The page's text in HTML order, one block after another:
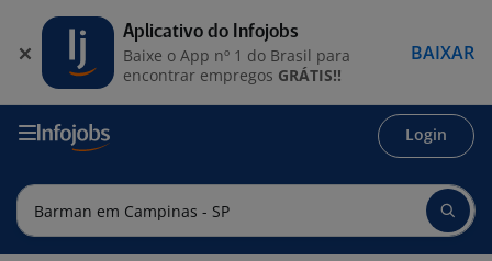
Login
Aplicativo do Infojobs
Baixe o App nº 1 do Brasil para
encontrar empregos GRÁTIS!!
BAIXAR